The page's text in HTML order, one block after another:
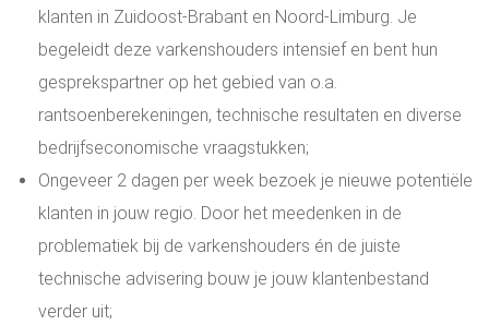
klanten in Zuidoost-Brabant en Noord-Limburg. Je
begeleidt deze varkenshouders intensief en bent hun
gesprekspartner op het gebied van o.a.
rantsoenberekeningen, technische resultaten en diverse
bedrijfseconomische vraagstukken;
Ongeveer 2 dagen per week bezoek je nieuwe potentiële
klanten in jouw regio. Door het meedenken in de
problematiek bij de varkenshouders én de juiste
technische advisering bouw je jouw klantenbestand
verder uit;